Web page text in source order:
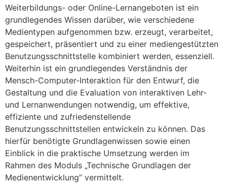
Weiterbildungs- oder Online-Lernangeboten ist ein
grundlegendes Wissen darüber, wie verschiedene
Medientypen aufgenommen bzw. erzeugt, verarbeitet,
gespeichert, präsentiert und zu einer mediengestützten
Benutzungsschnittstelle kombiniert werden, essenziell.
Weiterhin ist ein grundlegendes Verständnis der
Mensch-Computer-Interaktion für den Entwurf, die
Gestaltung und die Evaluation von interaktiven Lehr-
und Lernanwendungen notwendig, um effektive,
effiziente und zufriedenstellende
Benutzungsschnittstellen entwickeln zu können. Das
hierfür benötigte Grundlagenwissen sowie einen
Einblick in die praktische Umsetzung werden im
Rahmen des Moduls „Technische Grundlagen der
Medienentwicklung“ vermittelt.